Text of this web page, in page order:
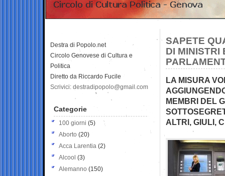
SAPETE
DI MINISTRI
LA MISURA
MEMBRI DEL
ALTRI, GIULI,
Destra di Popolo.net
Circolo Genovese di Cultura e
Politica
Diretto da Riccardo Fucile
Scrivici: destradipopolo@gmail.com
Categorie
100 giorni (5)
Aborto (20)
Acca Larentia (2)
Alcool (3)
Alemanno (150)